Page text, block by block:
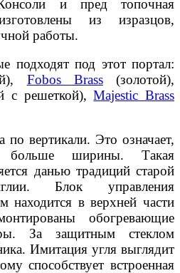
и пред топочная
из изразцов,
работы.
подходят под этот портал:
Fobos Brass(золотой),
с решеткой),Majestic Brass
по вертикали. Это означает,
больше ширины. Такая
данью традиций старой
Блок управления
находится в верхней части
обогревающие
За защитным стеклом
Имитация угля выглядит
способствует встроенная